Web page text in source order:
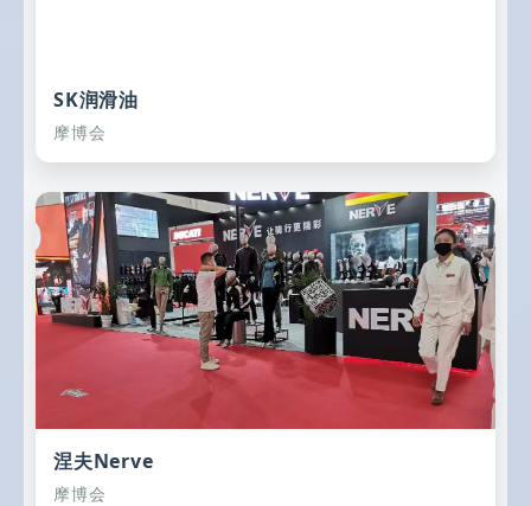
SK润滑油
摩博会
涅夫Nerve
摩博会